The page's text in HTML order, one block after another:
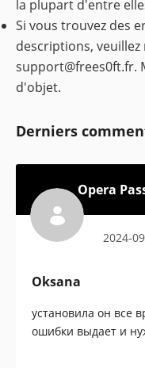
la plupart d'entre
Si vous trouvez des
descriptions,
support@frees0ft.fr.
d'objet.
Derniers
Opera
2024-
Oksana
установила он все
ошибки выдает и